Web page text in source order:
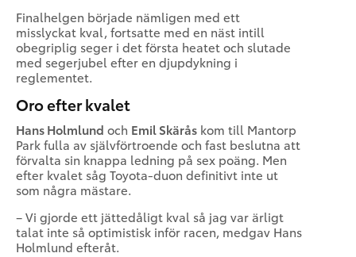
Finalhelgen började nämligen med ett
misslyckat kval, fortsatte med en näst intill
obegriplig seger i det första heatet och slutade
med segerjubel efter en djupdykning i
reglementet.
Oro efter kvalet
Hans Holmlund och Emil Skärås kom till Mantorp
Park fulla av självförtroende och fast beslutna att
förvalta sin knappa ledning på sex poäng. Men
efter kvalet såg Toyota-duon definitivt inte ut
som några mästare.
– Vi gjorde ett jättedåligt kval så jag var ärligt
talat inte så optimistisk inför racen, medgav Hans
Holmlund efteråt.